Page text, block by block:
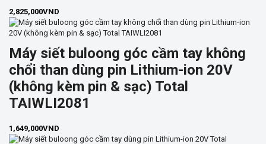
2,825,000VND
Máy siết buloong góc cầm tay không
chổi than dùng pin Lithium-ion 20V
(không kèm pin & sạc) Total
TAIWLI2081
1,649,000VND